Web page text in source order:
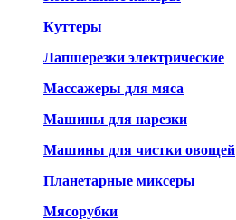
Куттеры
Лапшерезки электрические
Массажеры для мяса
Машины для нарезки
Машины для чистки овощей
Планетарные миксеры
Мясорубки